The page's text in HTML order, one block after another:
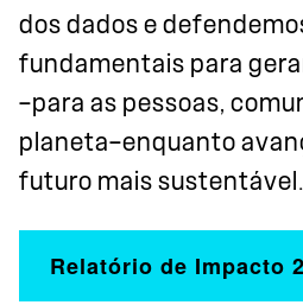
dos dados e
fundamentais para
—para as pessoas,
planeta—enquanto
futuro mais sustentável.
Relatório de Impacto